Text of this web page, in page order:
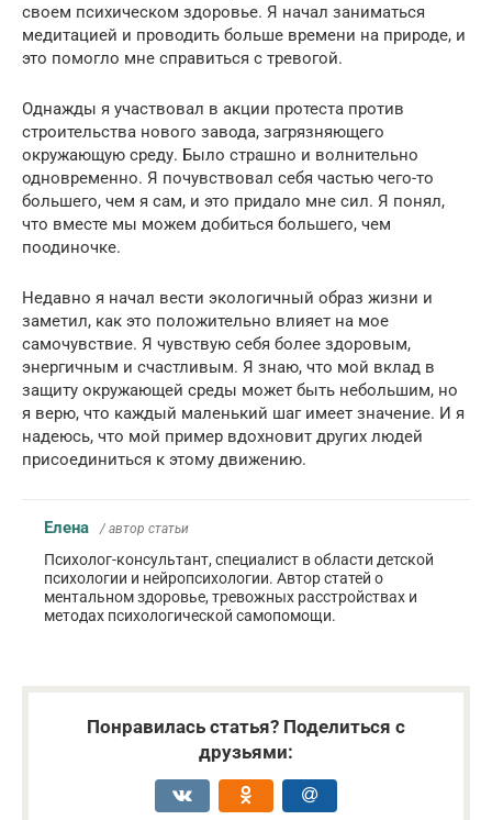
своем психическом здоровье. Я начал заниматься
медитацией и проводить больше времени на природе, и
это помогло мне справиться с тревогой.
Однажды я участвовал в акции протеста против
строительства нового завода, загрязняющего
окружающую среду. Было страшно и волнительно
одновременно. Я почувствовал себя частью чего-то
большего, чем я сам, и это придало мне сил. Я понял,
что вместе мы можем добиться большего, чем
поодиночке.
Недавно я начал вести экологичный образ жизни и
заметил, как это положительно влияет на мое
самочувствие. Я чувствую себя более здоровым,
энергичным и счастливым. Я знаю, что мой вклад в
защиту окружающей среды может быть небольшим, но
я верю, что каждый маленький шаг имеет значение. И я
надеюсь, что мой пример вдохновит других людей
присоединиться к этому движению.
Елена / автор статьи
Психолог-консультант, специалист в области детской
психологии и нейропсихологии. Автор статей о
ментальном здоровье, тревожных расстройствах и
методах психологической самопомощи.
Понравилась статья? Поделиться с
друзьями: